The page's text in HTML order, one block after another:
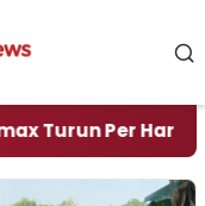
Per Hari Ini, Segini